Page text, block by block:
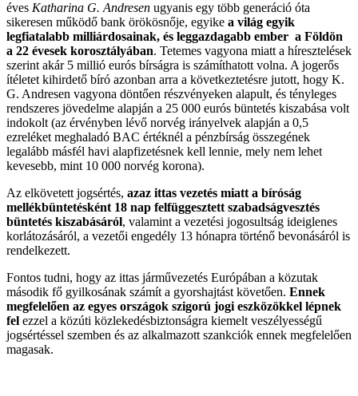
éves Katharina G. Andresen ugyanis egy több generáció óta
sikeresen működő bank örökösnője, egyike a világ egyik
legfiatalabb milliárdosainak, és leggazdagabb ember a Földön
a 22 évesek korosztályában. Tetemes vagyona miatt a híresztelések
szerint akár 5 millió eurós bírságra is számíthatott volna. A jogerős
ítéletet kihirdető bíró azonban arra a következtetésre jutott, hogy K.
G. Andresen vagyona döntően részvényeken alapult, és tényleges
rendszeres jövedelme alapján a 25 000 eurós büntetés kiszabása volt
indokolt (az érvényben lévő norvég irányelvek alapján a 0,5
ezreléket meghaladó BAC értéknél a pénzbírság összegének
legalább másfél havi alapfizetésnek kell lennie, mely nem lehet
kevesebb, mint 10 000 norvég korona).
Az elkövetett jogsértés, azaz ittas vezetés miatt a bíróság
mellékbüntetésként 18 nap felfüggesztett szabadságvesztés
büntetés kiszabásáról, valamint a vezetési jogosultság ideiglenes
korlátozásáról, a vezetői engedély 13 hónapra történő bevonásáról is
rendelkezett.
Fontos tudni, hogy az ittas járművezetés Európában a közutak
második fő gyilkosának számít a gyorshajtást követően. Ennek
megfelelően az egyes országok szigorú jogi eszközökkel lépnek
fel ezzel a közúti közlekedésbiztonságra kiemelt veszélyességű
jogsértéssel szemben és az alkalmazott szankciók ennek megfelelően
magasak.